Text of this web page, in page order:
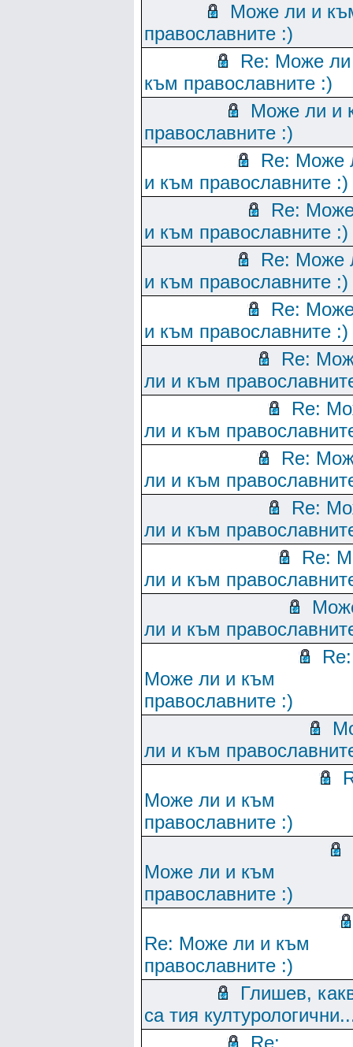
Може ли и
православните :)
Re: Може
към православните :)
Може ли и
православните :)
Re: Може
и към православните :)
Re:
и към православните :)
Re: Може
и към православните :)
Re:
и към православните :)
Re:
ли и към
Re:
ли и към
Re:
ли и към
Re:
ли и към
Re:
ли и към
ли и към
Re:
Може ли и към
православните :)
ли и към
Може ли и към
православните :)
Може ли и към
православните :)
Re: Може ли и към
православните :)
Глишев,
са тия
Re: